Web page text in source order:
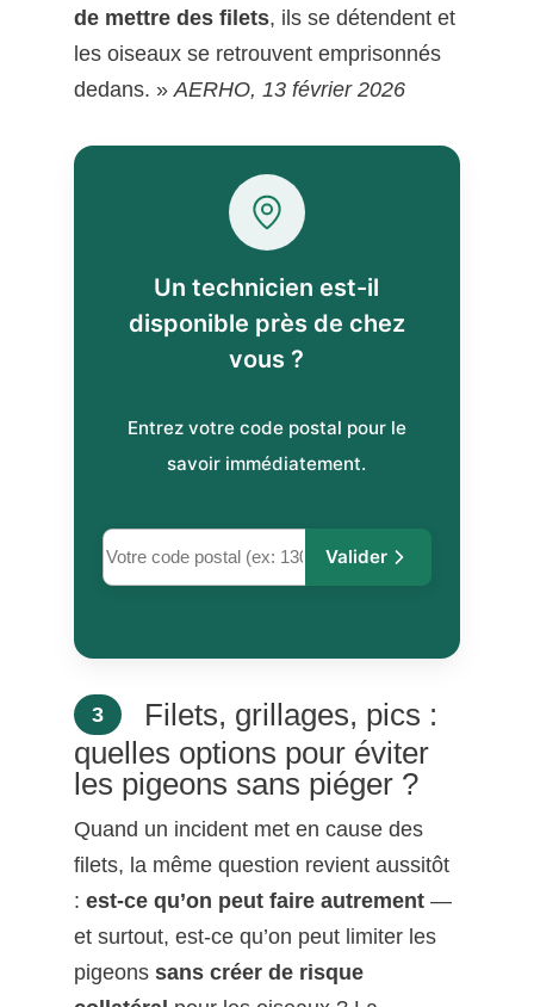
de mettre des filets, ils se détendent et
les oiseaux se retrouvent emprisonnés
dedans. »AERHO, 13 février 2026
Un technicien est-il
disponible près de chez
vous ?
Entrez votre code postal pour le
savoir immédiatement.
Valider
3
Filets, grillages, pics :
quelles options pour éviter
les pigeons sans piéger ?
Quand un incident met en cause des
filets, la même question revient aussitôt
:est-ce qu’on peut faire autrement —
et surtout, est-ce qu’on peut limiter les
pigeonssans créer de risque